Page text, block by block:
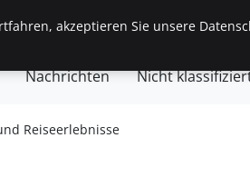
Immobilien Frauen / Mode
Nachrichten Nicht
Reiseerlebnisse
akzeptieren Sie unsere